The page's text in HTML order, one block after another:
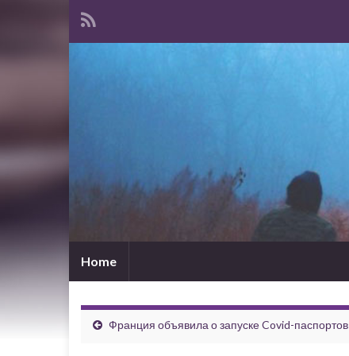
Home
Франция объявила о запуске Covid-паспортов